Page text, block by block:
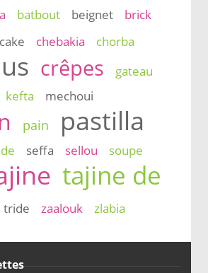
batbout beignet brick
cake chebakia chorba
crêpes
gateau
kefta mechoui
pain pastilla
seffa sellou soupe
tajine de
tride zaalouk zlabia